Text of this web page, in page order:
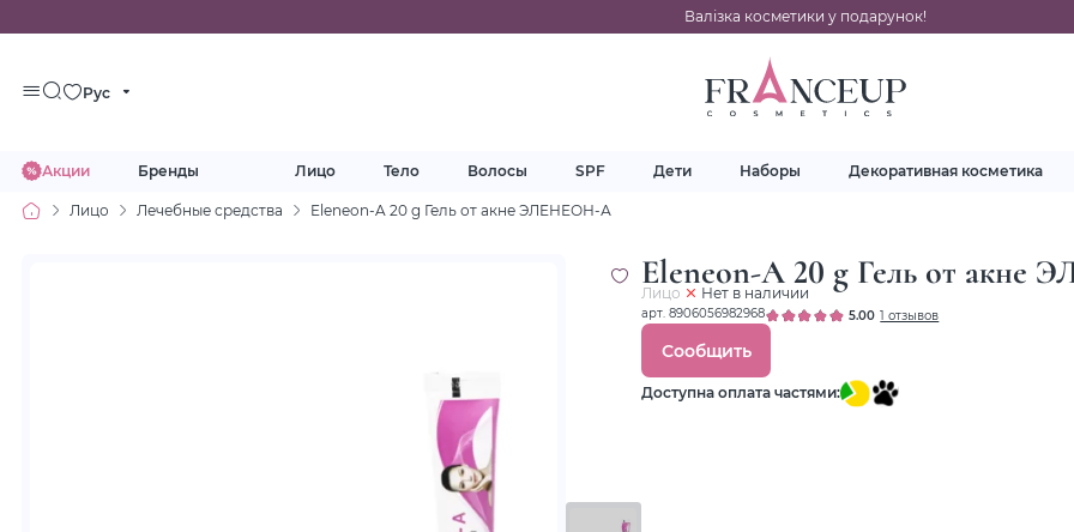
Валізка косметики у подарунок!
Рус
Акции Бренды Лицо Тело Волосы SPF Дети Наборы Декоративная косметика
Лицо Лечебные средства Eleneon-A 20 g Гель от акне ЭЛЕНЕОН-А
Eleneon-A 20 g Гель от
Лицо Нет в наличии
арт. 8906056982968 5.00 1 отзывов
Сообщить
Доступна оплата частями: